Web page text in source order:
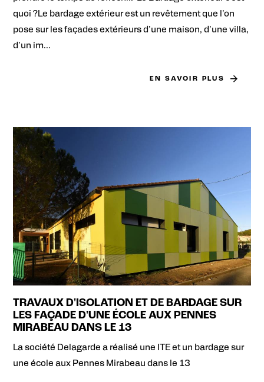
quoi ?Le bardage extérieur est un revêtement que l'on
pose sur les façades extérieurs d'une maison, d'une villa,
d'un im...
EN SAVOIR PLUS
TRAVAUX D'ISOLATION ET DE BARDAGE SUR
LES FAÇADE D'UNE ÉCOLE AUX PENNES
MIRABEAU DANS LE 13
La société Delagarde a réalisé une ITE et un bardage sur
une école aux Pennes Mirabeau dans le 13